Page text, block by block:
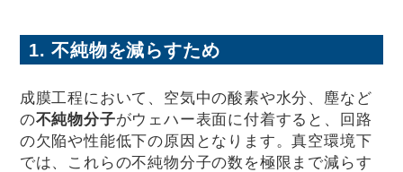
1. 不純物を減らすため
成膜工程において、空気中の酸素や水分、塵など
の不純物分子がウェハー表面に付着すると、回路
の欠陥や性能低下の原因となります。真空環境下
では、これらの不純物分子の数を極限まで減らす